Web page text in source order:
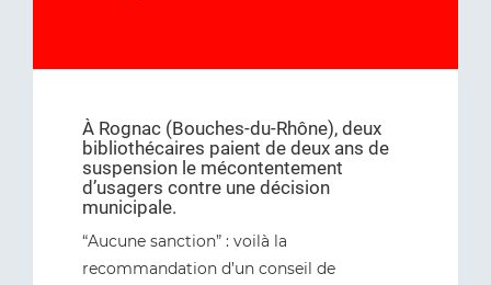
À Rognac (Bouches-du-Rhône), deux
bibliothécaires paient de deux ans de
suspension le mécontentement
d’usagers contre une décision
municipale.
“Aucune sanction” : voilà la
recommandation d’un conseil de